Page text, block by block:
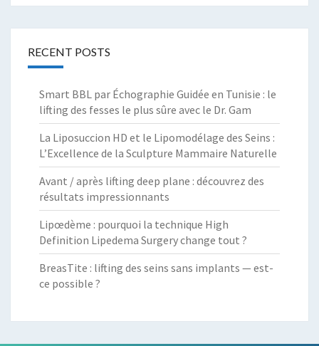
RECENT POSTS
Smart BBL par Échographie Guidée en Tunisie : le
lifting des fesses le plus sûre avec le Dr. Gam
La Liposuccion HD et le Lipomodélage des Seins :
L’Excellence de la Sculpture Mammaire Naturelle
Avant / après lifting deep plane : découvrez des
résultats impressionnants
Lipœdème : pourquoi la technique High
Definition Lipedema Surgery change tout ?
BreasTite : lifting des seins sans implants — est-
ce possible ?